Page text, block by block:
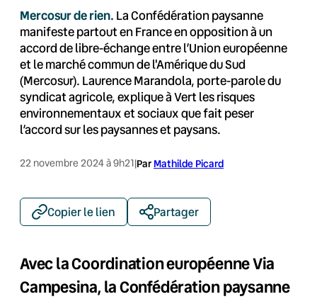
Mercosur de rien. La Confédération paysanne
manifeste partout en France en opposition à un
accord de libre-échange entre l’Union européenne
et le marché commun de l'Amérique du Sud
(Mercosur). Laurence Marandola, porte-parole du
syndicat agricole, explique à Vert les risques
environnementaux et sociaux que fait peser
l’accord sur les paysannes et paysans.
22 novembre 2024 à 9h21|Par Mathilde Picard
Copier le lien Partager
Avec la Coordination européenne Via
Campesina, la Confédération paysanne